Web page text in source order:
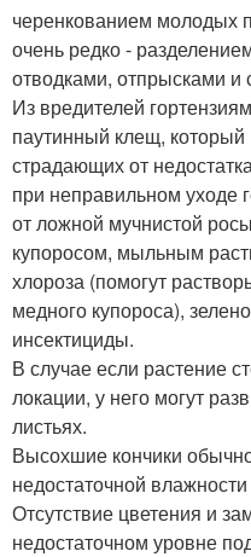
черенкованием молодых
очень редко -
отводками, отпрысками и
Из вредителей
паутинный клещ, который
страдающих от
при неправильном уходе
от ложной мучнистой
купоросом, мыльным
хлороза (помогут
медного купороса),
инсектициды.
В случае если растение
локации, у него могут
листьях.
Высохшие кончики
недостаточной
Отсутствие цветения и
недостаточном уровне